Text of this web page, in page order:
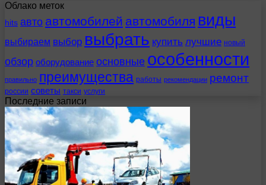
Облако меток
hits авто автомобилей автомобиля виды
выбираем выбор выбрать купить лучшие новый
обзор оборудование основные особенности
правильно преимущества работы рекомендации ремонт
россии советы такси услуги
Последние записи